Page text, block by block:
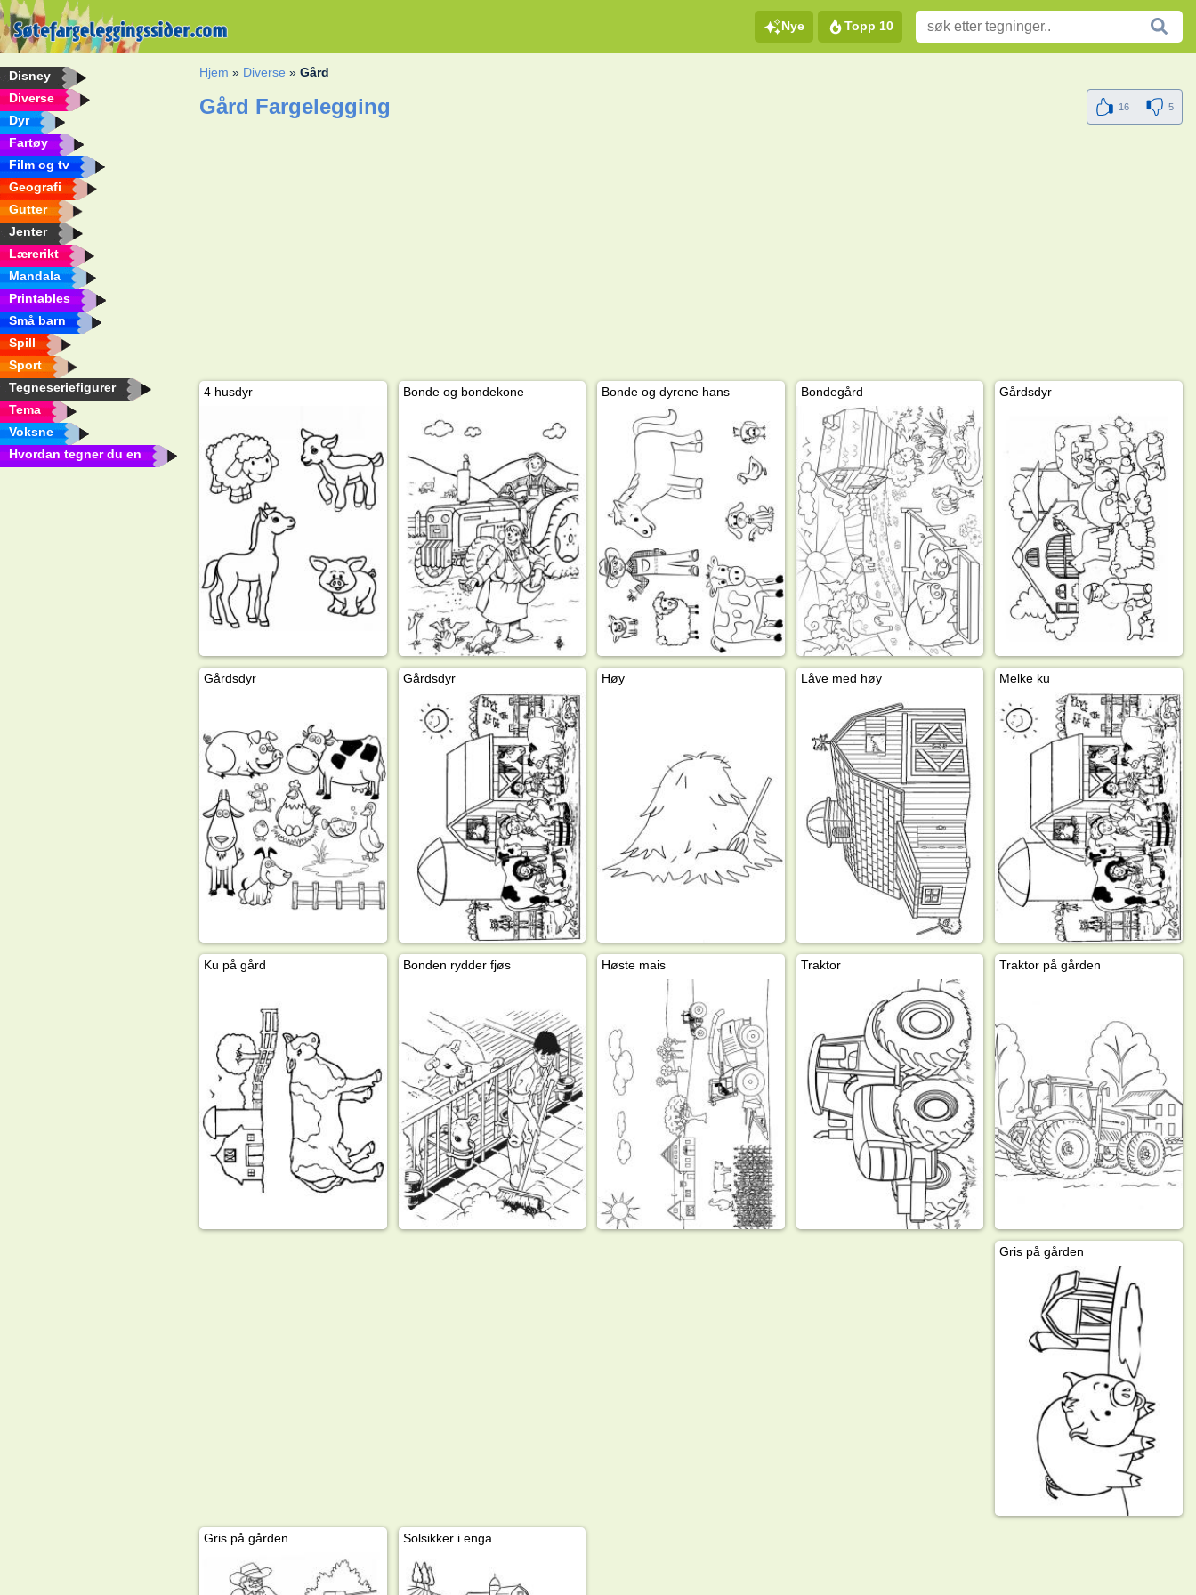
Nye Topp 10
Disney
Diverse
Dyr
Fartøy
Film og tv
Geografi
Gutter
Jenter
Lærerikt
Mandala
Printables
Små barn
Spill
Sport
Tegneseriefigurer
Tema
Voksne
Hvordan tegner du en
Hjem » Diverse »Gård
Gård Fargelegging 16 5
4 husdyr Bonde og bondekone Bonde og dyrene hans Bondegård Gårdsdyr
Gårdsdyr Gårdsdyr Høy Låve med høy Melke ku
Ku på gård Bonden rydder fjøs Høste mais Traktor Traktor på gården
Gris på gården
Gris på gården Solsikker i enga